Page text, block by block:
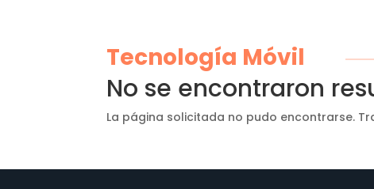
Tecnología Móvil
No se encontraron
La página solicitada no pudo encontrarse.